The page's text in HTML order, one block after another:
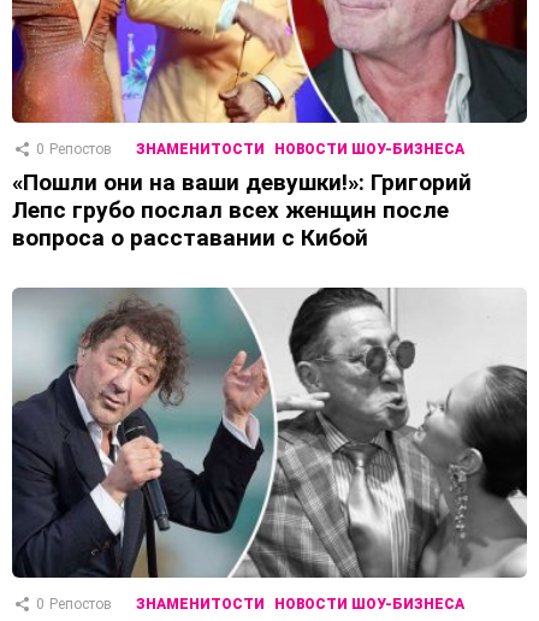
0 Репостов ЗНАМЕНИТОСТИ НОВОСТИ ШОУ-БИЗНЕСА
«Пошли они на ваши девушки!»: Григорий
Лепс грубо послал всех женщин после
вопроса о расставании с Кибой
0 Репостов ЗНАМЕНИТОСТИ НОВОСТИ ШОУ-БИЗНЕСА